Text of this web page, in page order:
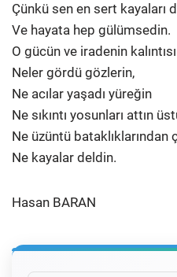
Çünkü sen en sert kayaları
Ve hayata hep gülümsedin.
O gücün ve iradenin
Neler gördü gözlerin,
Ne acılar yaşadı yüreğin
Ne sıkıntı yosunları attın
Ne üzüntü bataklıklarından
Ne kayalar deldin.
Hasan BARAN